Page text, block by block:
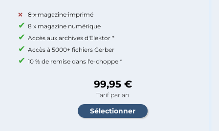
8 x magazine imprimé
8 x magazine numérique
Accès aux archives d'Elektor *
Accès à 5000+ fichiers Gerber
10 % de remise dans l'e-choppe *
99,95 €
Tarif par an